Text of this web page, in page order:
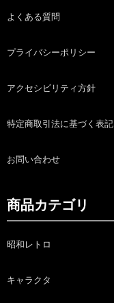
よくある質問
プライバシーポリシー
アクセシビリティ方針
特定商取引法に基づく表記
お問い合わせ
商品カテゴリ
昭和レトロ
キャラクタ